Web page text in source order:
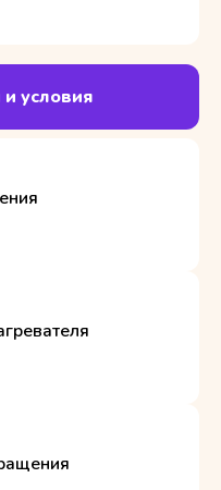
условия